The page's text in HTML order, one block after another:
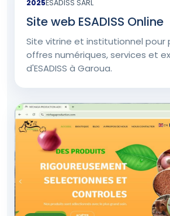
2025ESADISS SARL
Site web ESADISS Online
Site vitrine et institutionnel pour
offres numériques, services et
d'ESADISS à Garoua.